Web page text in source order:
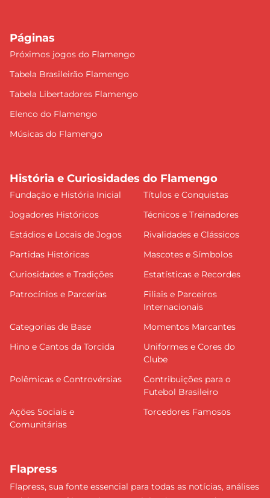
Páginas
Próximos jogos do Flamengo
Tabela Brasileirão Flamengo
Tabela Libertadores Flamengo
Elenco do Flamengo
Músicas do Flamengo
História e Curiosidades do Flamengo
Fundação e História Inicial
Títulos e Conquistas
Jogadores Históricos
Técnicos e Treinadores
Estádios e Locais de Jogos
Rivalidades e Clássicos
Partidas Históricas
Mascotes e Símbolos
Curiosidades e Tradições
Estatísticas e Recordes
Patrocínios e Parcerias
Filiais e Parceiros
Internacionais
Categorias de Base
Momentos Marcantes
Hino e Cantos da Torcida
Uniformes e Cores do
Clube
Polêmicas e Controvérsias
Contribuições para o
Futebol Brasileiro
Ações Sociais e
Comunitárias
Torcedores Famosos
Flapress
Flapress, sua fonte essencial para todas as notícias, análises